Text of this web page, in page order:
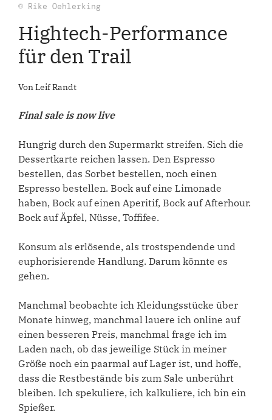
© Rike Oehlerking
Hightech-Performance
für den Trail
Von Leif Randt
Final sale is now live
Hungrig durch den Supermarkt streifen. Sich die
Dessertkarte reichen lassen. Den Espresso
bestellen, das Sorbet bestellen, noch einen
Espresso bestellen. Bock auf eine Limonade
haben, Bock auf einen Aperitif, Bock auf Afterhour.
Bock auf Äpfel, Nüsse, Toffifee.
Konsum als erlösende, als trostspendende und
euphorisierende Handlung. Darum könnte es
gehen.
Manchmal beobachte ich Kleidungsstücke über
Monate hinweg, manchmal lauere ich online auf
einen besseren Preis, manchmal frage ich im
Laden nach, ob das jeweilige Stück in meiner
Größe noch ein paarmal auf Lager ist, und hoffe,
dass die Restbestände bis zum Sale unberührt
bleiben. Ich spekuliere, ich kalkuliere, ich bin ein
Spießer.